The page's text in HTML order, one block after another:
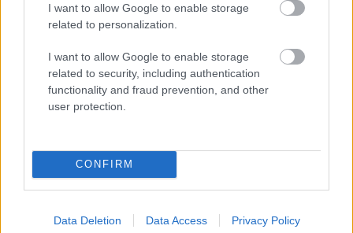
I want to allow Google to enable storage
related to personalization.
I want to allow Google to enable storage
related to security, including authentication
functionality and fraud prevention, and other
user protection.
CONFIRM
Data Deletion Data Access Privacy Policy